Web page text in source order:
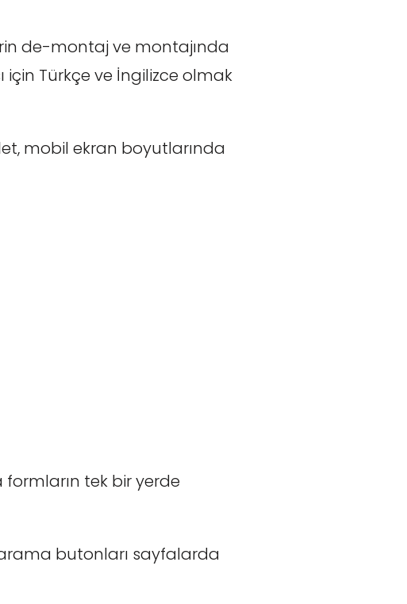
de-montaj ve montajında
Türkçe ve İngilizce olmak
mobil ekran boyutlarında
tek bir yerde
butonları sayfalarda